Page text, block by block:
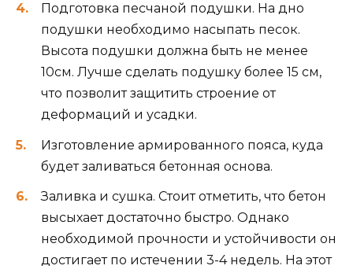
Подготовка песчаной подушки. На дно
подушки необходимо насыпать песок.
Высота подушки должна быть не менее
10см. Лучше сделать подушку более 15 см,
что позволит защитить строение от
деформаций и усадки.
Изготовление армированного пояса, куда
будет заливаться бетонная основа.
Заливка и сушка. Стоит отметить, что бетон
высыхает достаточно быстро. Однако
необходимой прочности и устойчивости он
достигает по истечении 3-4 недель. На этот